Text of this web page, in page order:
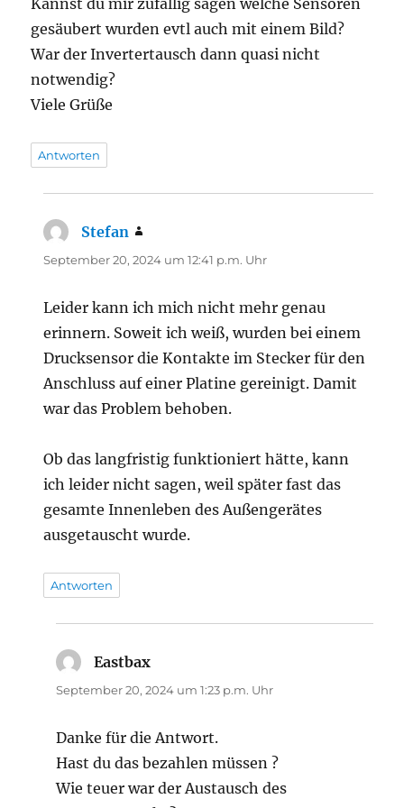
Kannst du mir zufällig sagen welche Sensoren
gesäubert wurden evtl auch mit einem Bild?
War der Invertertausch dann quasi nicht
notwendig?
Viele Grüße
Antworten
Stefan
September 20, 2024 um 12:41 p.m. Uhr
Leider kann ich mich nicht mehr genau
erinnern. Soweit ich weiß, wurden bei einem
Drucksensor die Kontakte im Stecker für den
Anschluss auf einer Platine gereinigt. Damit
war das Problem behoben.
Ob das langfristig funktioniert hätte, kann
ich leider nicht sagen, weil später fast das
gesamte Innenleben des Außengerätes
ausgetauscht wurde.
Antworten
Eastbax
September 20, 2024 um 1:23 p.m. Uhr
Danke für die Antwort.
Hast du das bezahlen müssen ?
Wie teuer war der Austausch des